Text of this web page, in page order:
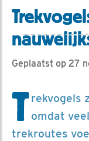
Geplaatst op 27
Trekvogels
omdat
trekroutes